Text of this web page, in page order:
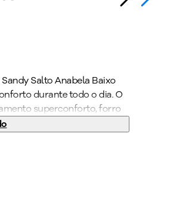
Salto Anabela Baixo
durante todo o dia. O
superconforto, forro
absorção tornando-o